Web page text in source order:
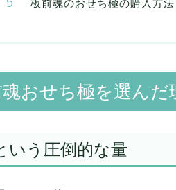
板前魂のおせち極の購入方法
おせち極を選んだ
いう圧倒的な量